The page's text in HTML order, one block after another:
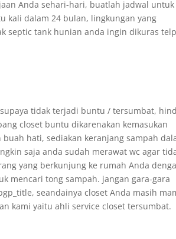
Anda sehari-hari, buatlah jadwal untuk
kali dalam 24 bulan, lingkungan yang
septic tank hunian anda ingin dikuras
tidak terjadi buntu / tersumbat,
closet buntu dikarenakan kemasukan
hati, sediakan keranjang sampah
saja anda sudah merawat wc agar
yang berkunjung ke rumah Anda
mencari tong sampah. jangan gara-gara
seandainya closet Anda masih
kami yaitu ahli service closet tersumbat.